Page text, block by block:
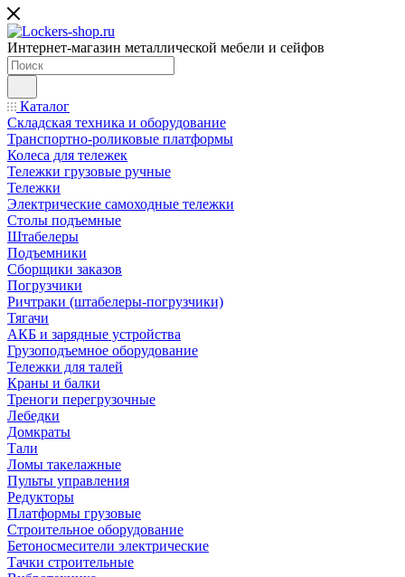
Интернет-магазин металлической мебели и сейфов
Каталог
Складская техника и оборудование
Транспортно-роликовые платформы
Колеса для тележек
Тележки грузовые ручные
Тележки
Электрические самоходные тележки
Столы подъемные
Штабелеры
Подъемники
Сборщики заказов
Погрузчики
Ричтраки (штабелеры-погрузчики)
Тягачи
АКБ и зарядные устройства
Грузоподъемное оборудование
Тележки для талей
Краны и балки
Треноги перегрузочные
Лебедки
Домкраты
Тали
Ломы такелажные
Пульты управления
Редукторы
Платформы грузовые
Строительное оборудование
Бетоносмесители электрические
Тачки строительные